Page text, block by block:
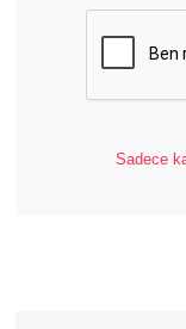
Sadece